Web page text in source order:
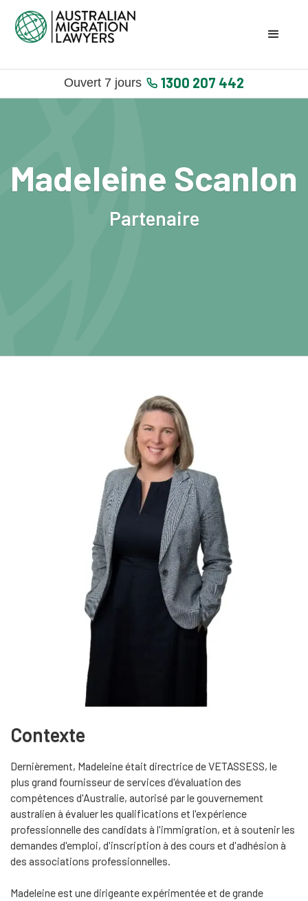
Ouvert 7 jours 1300 207 442
Madeleine Scanlon
Partenaire
Contexte
Dernièrement, Madeleine était directrice de VETASSESS, le
plus grand fournisseur de services d'évaluation des
compétences d'Australie, autorisé par le gouvernement
australien à évaluer les qualifications et l'expérience
professionnelle des candidats à l'immigration, et à soutenir les
demandes d'emploi, d'inscription à des cours et d'adhésion à
des associations professionnelles.
Madeleine est une dirigeante expérimentée et de grande